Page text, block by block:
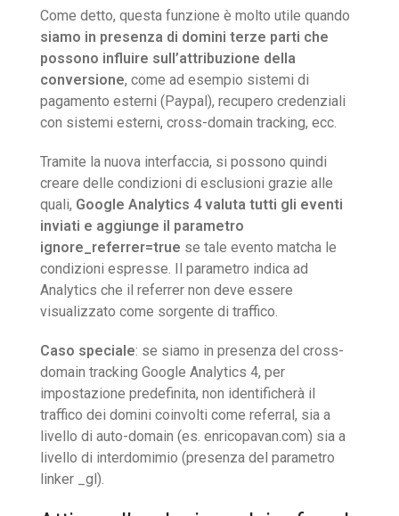
Come detto, questa funzione è molto utile quando
siamo in presenza di domini terze parti che
possono influire sull’attribuzione della
conversione, come ad esempio sistemi di
pagamento esterni (Paypal), recupero credenziali
con sistemi esterni, cross-domain tracking, ecc.
Tramite la nuova interfaccia, si possono quindi
creare delle condizioni di esclusioni grazie alle
quali, Google Analytics 4 valuta tutti gli eventi
inviati e aggiunge il parametro
ignore_referrer=true se tale evento matcha le
condizioni espresse. Il parametro indica ad
Analytics che il referrer non deve essere
visualizzato come sorgente di traffico.
Caso speciale: se siamo in presenza del cross-
domain tracking Google Analytics 4, per
impostazione predefinita, non identificherà il
traffico dei domini coinvolti come referral, sia a
livello di auto-domain (es. enricopavan.com) sia a
livello di interdomimio (presenza del parametro
linker _gl).